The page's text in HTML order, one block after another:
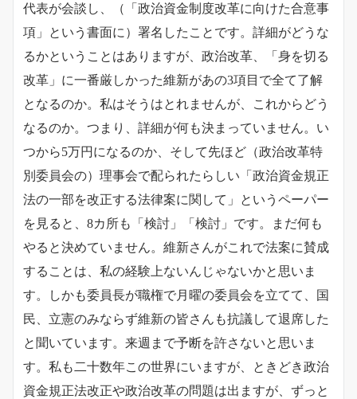
代表が会談し、（「政治資金制度改革に向けた合意事
項」という書面に）署名したことです。詳細がどうな
るかということはありますが、政治改革、「身を切る
改革」に一番厳しかった維新があの3項目で全て了解
となるのか。私はそうはとれませんが、これからどう
なるのか。つまり、詳細が何も決まっていません。い
つから5万円になるのか、そして先ほど（政治改革特
別委員会の）理事会で配られたらしい「政治資金規正
法の一部を改正する法律案に関して」というペーパー
を見ると、8カ所も「検討」「検討」です。まだ何も
やると決めていません。維新さんがこれで法案に賛成
することは、私の経験上ないんじゃないかと思いま
す。しかも委員長が職権で月曜の委員会を立てて、国
民、立憲のみならず維新の皆さんも抗議して退席した
と聞いています。来週まで予断を許さないと思いま
す。私も二十数年この世界にいますが、ときどき政治
資金規正法改正や政治改革の問題は出ますが、ずっと